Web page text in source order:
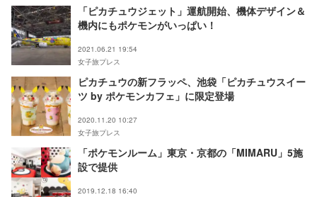
「ピカチュウジェット」運航開始、機体デザイン＆
機内にもポケモンがいっぱい！
2021.06.21 19:54
女子旅プレス
ピカチュウの新フラッペ、池袋「ピカチュウスイー
ツ by ポケモンカフェ」に限定登場
2020.11.20 10:27
女子旅プレス
「ポケモンルーム」東京・京都の「MIMARU」5施
設で提供
2019.12.18 16:40